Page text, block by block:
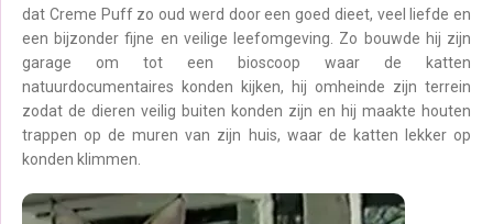
dat Creme Puff zo oud werd door een goed dieet, veel liefde en
een bijzonder fijne en veilige leefomgeving. Zo bouwde hij zijn
garage om tot een bioscoop waar de katten
natuurdocumentaires konden kijken, hij omheinde zijn terrein
zodat de dieren veilig buiten konden zijn en hij maakte houten
trappen op de muren van zijn huis, waar de katten lekker op
konden klimmen.